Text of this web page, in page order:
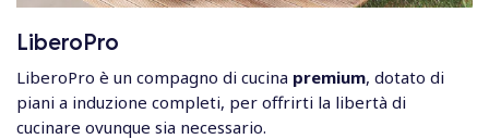
LiberoPro
LiberoPro è un compagno di cucina premium, dotato di
piani a induzione completi, per offrirti la libertà di
cucinare ovunque sia necessario.